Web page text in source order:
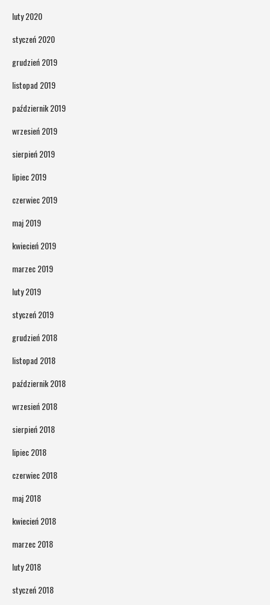
luty 2020
styczeń 2020
grudzień 2019
listopad 2019
październik 2019
wrzesień 2019
sierpień 2019
lipiec 2019
czerwiec 2019
maj 2019
kwiecień 2019
marzec 2019
luty 2019
styczeń 2019
grudzień 2018
listopad 2018
październik 2018
wrzesień 2018
sierpień 2018
lipiec 2018
czerwiec 2018
maj 2018
kwiecień 2018
marzec 2018
luty 2018
styczeń 2018